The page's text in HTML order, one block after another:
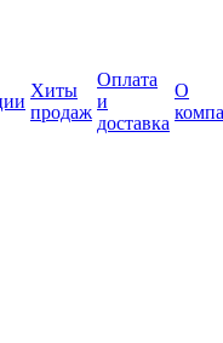
Хиты
продаж
Оплата
и
доставка
О